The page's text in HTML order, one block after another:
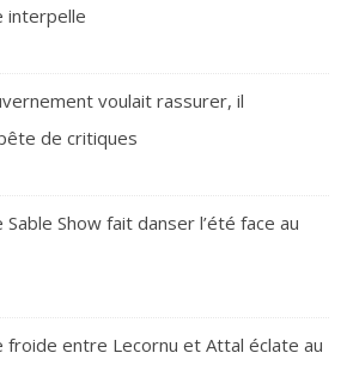
interpelle
voulait rassurer, il
de critiques
Show fait danser l’été face au
froide entre Lecornu et Attal éclate au